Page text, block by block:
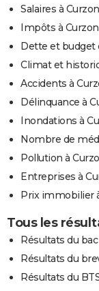
Salaires à Curzon
Impôts à Curzon
Dette et budget
Climat et
Accidents à
Délinquance à
Inondations à
Nombre de
Pollution à
Entreprises à
Prix immobilier
Tous les
Résultats du
Résultats du
Résultats du